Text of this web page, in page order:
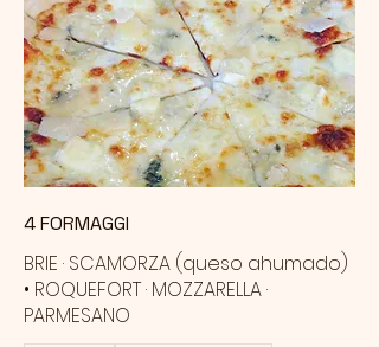
4 FORMAGGI
BRIE · SCAMORZA (queso ahumado)
• ROQUEFORT · MOZZARELLA ·
PARMESANO